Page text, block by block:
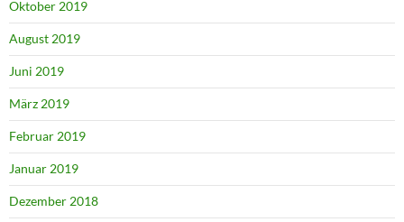
Oktober 2019
August 2019
Juni 2019
März 2019
Februar 2019
Januar 2019
Dezember 2018